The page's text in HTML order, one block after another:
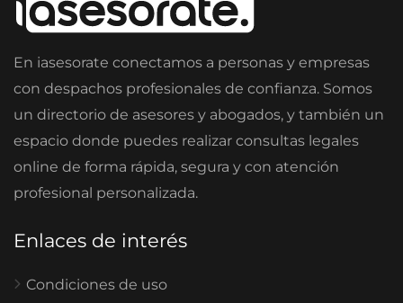
En iasesorate conectamos a personas y empresas
con despachos profesionales de confianza. Somos
un directorio de asesores y abogados, y también un
espacio donde puedes realizar consultas legales
online de forma rápida, segura y con atención
profesional personalizada.
Enlaces de interés
Condiciones de uso